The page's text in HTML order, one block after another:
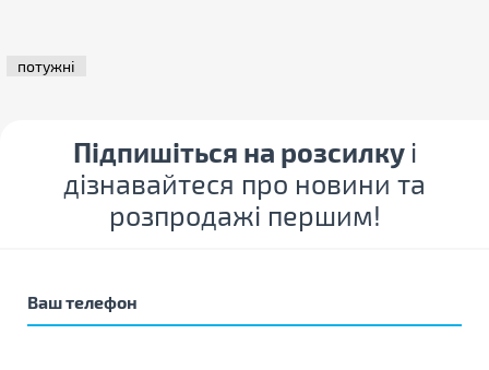
потужні
Підпишіться на розсилку і
дізнавайтеся про новини та
розпродажі першим!